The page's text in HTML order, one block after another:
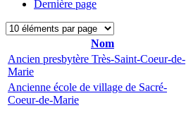
Dernière page
Nom
Ancien presbytère Très-Saint-Coeur-de-
Marie
Ancienne école de village de Sacré-
Coeur-de-Marie